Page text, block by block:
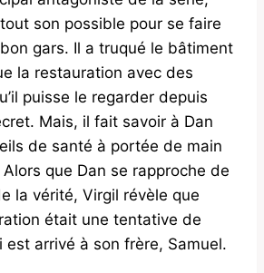
son possible pour se faire
gars. Il a truqué le bâtiment
la restauration avec des
puisse le regarder depuis
Mais, il fait savoir à Dan
de santé à portée de main
Alors que Dan se rapproche de
la vérité, Virgil révèle que
était une tentative de
est arrivé à son frère, Samuel.